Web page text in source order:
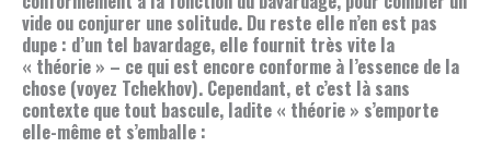
vide ou conjurer une solitude. Du reste elle n’en est pas
dupe : d’un tel bavardage, elle fournit très vite la
« théorie » – ce qui est encore conforme à l’essence de la
chose (voyez Tchekhov). Cependant, et c’est là sans
contexte que tout bascule, ladite « théorie » s’emporte
elle-même et s’emballe :